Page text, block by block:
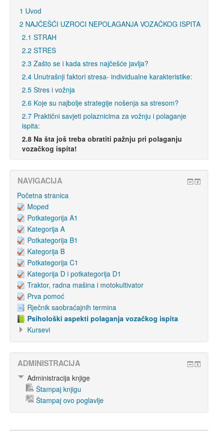
1 Uvod
2 NAJČEŠĆI UZROCI NEPOLAGANJA VOZAČKOG ISPITA
2.1 STRAH
2.2 STRES
2.3 Zašto se i kada stres najčešće javlja?
2.4 Unutrašnji faktori stresa- individualne karakteristike:
2.5 Stres i vožnja
2.6 Koje su najbolje strategije nošenja sa stresom?
2.7 Praktični savjeti polaznicima za vožnju i polaganje
ispita:
2.8 Na šta još treba obratiti pažnju pri polaganju
vozačkog ispita!
NAVIGACIJA
Početna stranica
Moped
Potkategorija A1
Kategorija A
Potkategorija B1
Kategorija B
Potkategorija C1
Kategorija D i potkategorija D1
Traktor, radna mašina i motokultivator
Prva pomoć
Rječnik saobraćajnih termina
Psihološki aspekti polaganja vozačkog ispita
Kursevi
ADMINISTRACIJA
Administracija knjige
Štampaj knjigu
Štampaj ovo poglavlje